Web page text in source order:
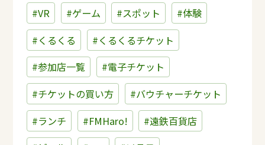
#VR
#ゲーム #スポット
#体験
#くるくる
#くるくるチケット
#参加店一覧
#電子チケット
#チケットの買い方
#バウチャーチケット
#ランチ
#FMHaro!
#遠鉄百貨店